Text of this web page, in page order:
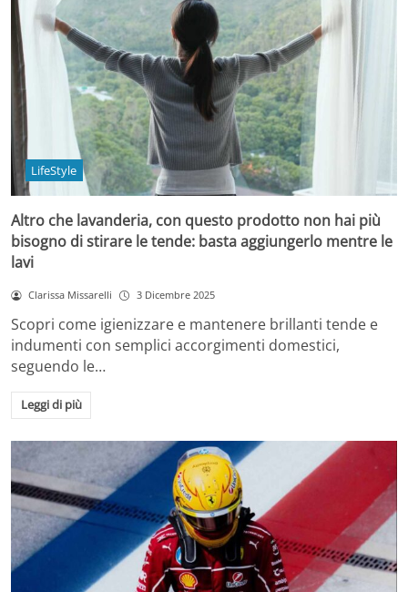
LifeStyle
Altro che lavanderia, con questo prodotto non hai più
bisogno di stirare le tende: basta aggiungerlo mentre le
lavi
Clarissa Missarelli 3 Dicembre 2025
Scopri come igienizzare e mantenere brillanti tende e
indumenti con semplici accorgimenti domestici,
seguendo le…
Leggi di più